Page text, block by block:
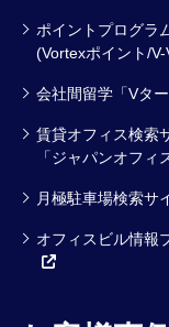
ポイントプログラ
(Vortexポイント/
会社間留学「Vター
賃貸オフィス検索
「ジャパンオフィ
月極駐車場検索サ
オフィスビル情報